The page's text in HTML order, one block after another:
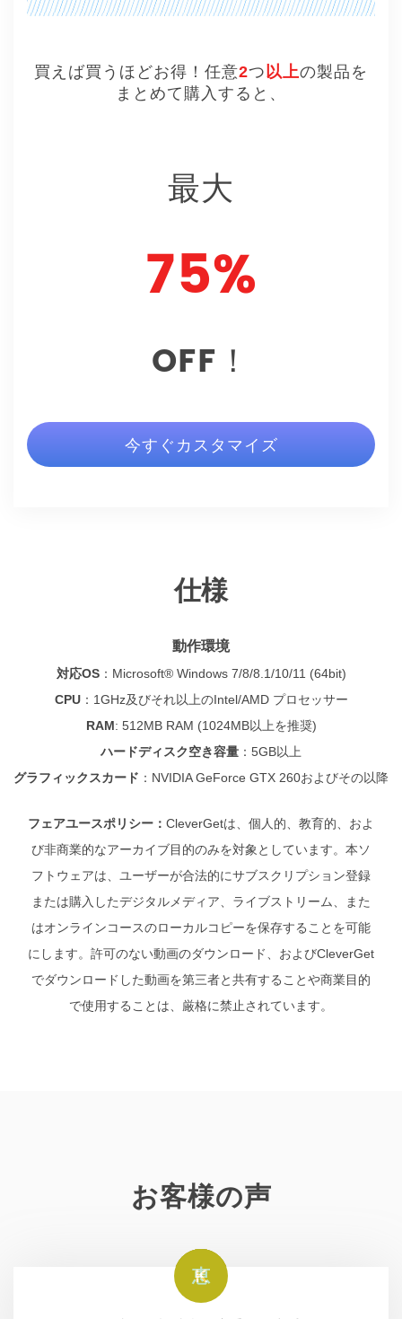
買えば買うほどお得！任意2つ 以上の製品を
まとめて購入すると、
最大
75%
OFF！
今すぐカスタマイズ
仕様
動作環境
対応OS： Microsoft® Windows 7/8/8.1/10/11 (64bit)
CPU： 1GHz及びそれ以上のIntel/AMD プロセッサー
RAM: 512MB RAM (1024MB以上を推奨)
ハードディスク空き容量 ： 5GB以上
グラフィックスカード ：NVIDIA GeForce GTX 260およびその以降
フェアユースポリシー： CleverGetは、個人的、教育的、およ
び非商業的なアーカイブ目的のみを対象としています。本ソ
フトウェアは、ユーザーが合法的にサブスクリプション登録
または購入したデジタルメディア、ライブストリーム、また
はオンラインコースのローカルコピーを保存することを可能
にします。許可のない動画のダウンロード、およびCleverGet
でダウンロードした動画を第三者と共有することや商業目的
で使用することは、厳格に禁止されています。
お客様の声
吉
み
K
恵